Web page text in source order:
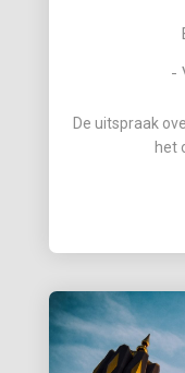
-
De uitspraak
het